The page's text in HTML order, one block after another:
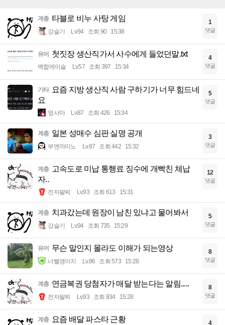
계층 타블로 비누 사탕 게임
강슬기 Lv.94 조회 90 15:38
1
댓글
유머 첫짓장 생산직가서 사수에게 들었던말.txt
백합에이슬 Lv.57 조회 397 15:34
4
댓글
기타 요즘 지방 생산직 사람 구하기가 너무 힘드네
요
옆사마 Lv.87 조회 426 15:34
5
댓글
계층 일본 성매수 심판 실명 공개
부엔까미노 Lv.87 조회 442 15:32
3
댓글
계층 고속도로 미납 통행료 징수에 개빡친 체납
자..
전자팔찌 Lv.93 조회 613 15:31
12
댓글
계층 치과갔는데 원장이 남친 있냐고 물어봐서
강슬기 Lv.94 조회 735 15:29
5
댓글
유머 무슨 말인지 몰라도 이해가 되는영상
너빨갱이지 Lv.86 조회 573 15:28
8
댓글
계층 연금복권 당첨자가 매달 받는다는 알림.....
전자팔찌 Lv.93 조회 834 15:28
8
댓글
계층 요즘 배달 파스타 근황 4